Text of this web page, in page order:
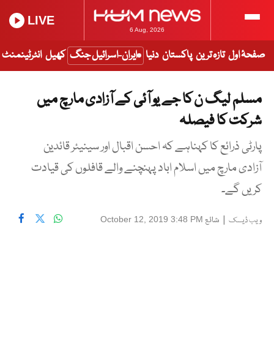
6 Aug, 2026
LIVE
صفحۂ اول تازہ ترین پاکستان دنیا ایران-اسرائیل جنگ کھیل انٹرٹینمنٹ
مسلم لیگ ن کا جے یو آئی کے آزادی مارچ میں
شرکت کا فیصلہ
پارٹی ذرائع کا کہناہے کہ احسن اقبال اور سینیئر قائدین
آزادی مارچ میں اسلام اباد پہنچنے والے قافلوں کی قیادت
کریں گے۔
ویب ڈیسک | شائع October 12, 2019 3:48 PM